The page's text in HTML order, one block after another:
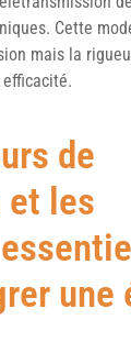
Cette
mais la
de
les
une